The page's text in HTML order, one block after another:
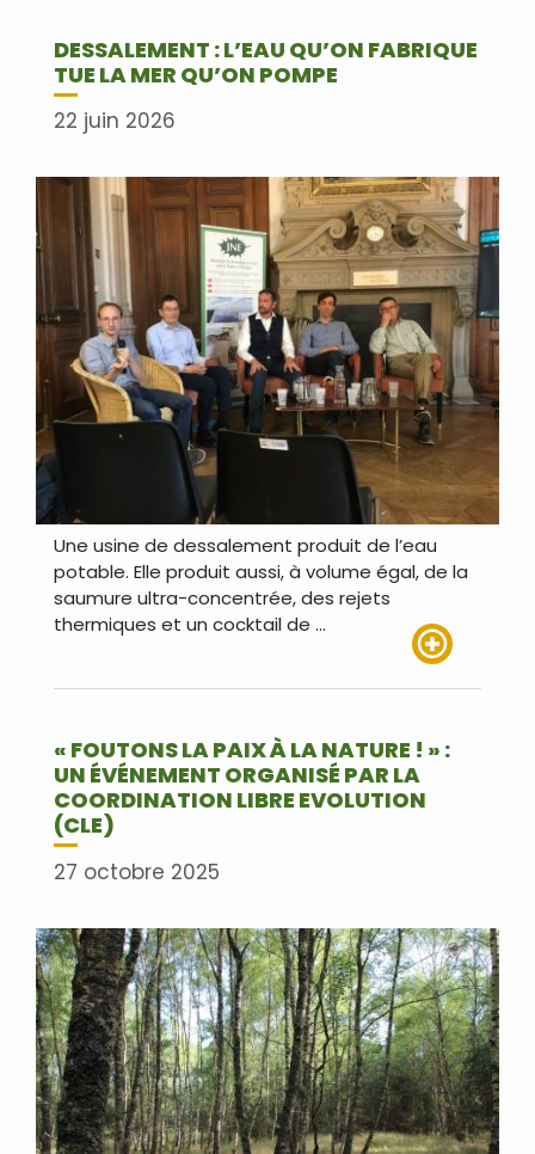
DESSALEMENT : L’EAU QU’ON FABRIQUE
TUE LA MER QU’ON POMPE
22 juin 2026
Une usine de dessalement produit de l’eau
potable. Elle produit aussi, à volume égal, de la
saumure ultra-concentrée, des rejets
thermiques et un cocktail de …
« FOUTONS LA PAIX À LA NATURE ! » :
UN ÉVÉNEMENT ORGANISÉ PAR LA
COORDINATION LIBRE EVOLUTION
(CLE)
27 octobre 2025